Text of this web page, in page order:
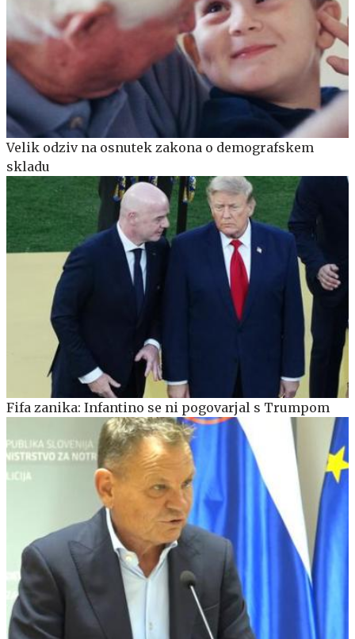
Velik odziv na osnutek zakona o demografskem
skladu
Fifa zanika: Infantino se ni pogovarjal s Trumpom